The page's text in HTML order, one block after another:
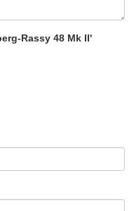
Rassy 48 Mk II'